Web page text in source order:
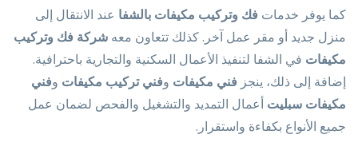
كما يوفر خدمات فك وتركيب مكيفات بالشفا عند الانتقال إلى
منزل جديد أو مقر عمل آخر. كذلك تتعاون معه شركة فك وتركيب
مكيفات في الشفا لتنفيذ الأعمال السكنية والتجارية باحترافية.
إضافة إلى ذلك، ينجز فني مكيفات وفني تركيب مكيفات وفني
مكيفات سبليت أعمال التمديد والتشغيل والفحص لضمان عمل
جميع الأنواع بكفاءة واستقرار.